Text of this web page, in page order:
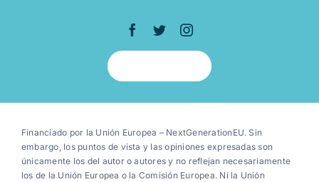
Financiado por la Unión Europea – NextGenerationEU. Sin
embargo, los puntos de vista y las opiniones expresadas son
únicamente los del autor o autores y no reflejan necesariamente
los de la Unión Europea o la Comisión Europea. Ni la Unión